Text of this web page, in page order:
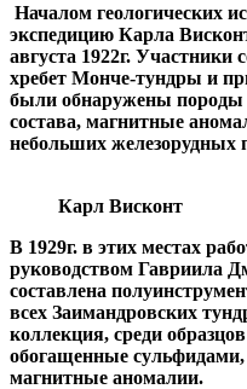
Началом геологических
экспедицию Карла
августа 1922г.
хребет Монче-тундры и
были обнаружены породы
состава, магнитные
небольших железорудных
Карл Висконт
В 1929г. в этих местах
руководством Гавриила
составлена
всех Заимандровских
коллекция, среди
обогащенные сульфидами,
магнитные аномалии.